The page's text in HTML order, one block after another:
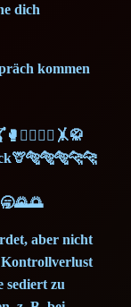
dich
kommen
aber nicht
Kontrollverlust
sediert zu